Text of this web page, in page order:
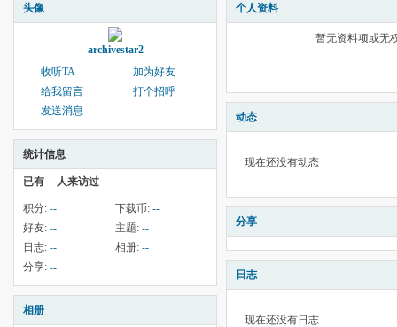
头像
archivestar2
收听TA
加为好友
给我留言
打个招呼
发送消息
统计信息
已有 -- 人来访过
积分: -- 下载币: --
好友: -- 主题: --
日志: -- 相册: --
分享: --
相册
个人资料
暂无资料项或无
动态
现在还没有动态
分享
日志
现在还没有日志